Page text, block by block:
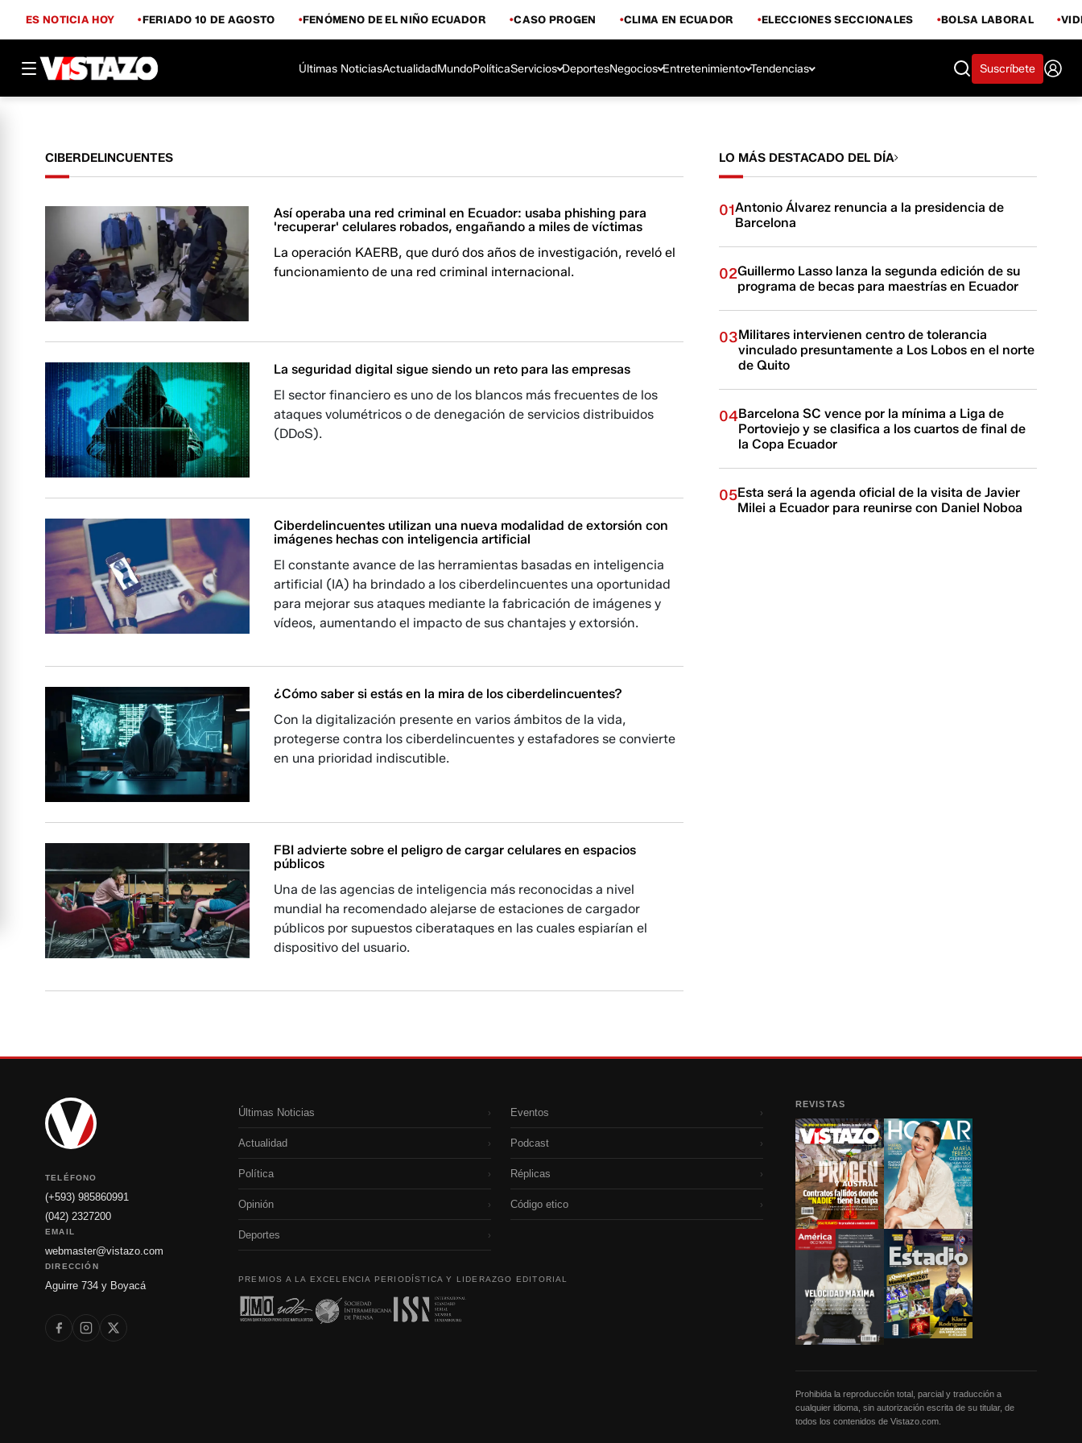
ES NOTICIA HOY FERIADO 10 DE AGOSTO FENÓMENO DE EL NIÑO ECUADOR CASO PROGEN CLIMA EN ECUADOR ELECCIONES SECCIONALES BOLSA LABORAL
Últimas NoticiasActualidadMundoPolíticaServicios DeportesNegocios Entretenimiento Tendencias Suscríbete
CIBERDELINCUENTES
Así operaba una red criminal en Ecuador: usaba phishing para
'recuperar' celulares robados, engañando a miles de víctimas
La operación KAERB, que duró dos años de investigación, reveló el
funcionamiento de una red criminal internacional.
La seguridad digital sigue siendo un reto para las empresas
El sector financiero es uno de los blancos más frecuentes de los
ataques volumétricos o de denegación de servicios distribuidos
(DDoS).
Ciberdelincuentes utilizan una nueva modalidad de extorsión con
imágenes hechas con inteligencia artificial
El constante avance de las herramientas basadas en inteligencia
artificial (IA) ha brindado a los ciberdelincuentes una oportunidad
para mejorar sus ataques mediante la fabricación de imágenes y
vídeos, aumentando el impacto de sus chantajes y extorsión.
¿Cómo saber si estás en la mira de los ciberdelincuentes?
Con la digitalización presente en varios ámbitos de la vida,
protegerse contra los ciberdelincuentes y estafadores se convierte
en una prioridad indiscutible.
FBI advierte sobre el peligro de cargar celulares en espacios
públicos
Una de las agencias de inteligencia más reconocidas a nivel
mundial ha recomendado alejarse de estaciones de cargador
públicos por supuestos ciberataques en las cuales espiarían el
dispositivo del usuario.
LO MÁS DESTACADO DEL DÍA
01Antonio Álvarez renuncia a la presidencia de
Barcelona
02Guillermo Lasso lanza la segunda edición de su
programa de becas para maestrías en Ecuador
03Militares intervienen centro de tolerancia
vinculado presuntamente a Los Lobos en el norte
de Quito
04Barcelona SC vence por la mínima a Liga de
Portoviejo y se clasifica a los cuartos de final de
la Copa Ecuador
05Esta será la agenda oficial de la visita de Javier
Milei a Ecuador para reunirse con Daniel Noboa
TELÉFONO
(+593) 985860991
(042) 2327200
EMAIL
webmaster@vistazo.com
DIRECCIÓN
Aguirre 734 y Boyacá
Últimas Noticias ›
Actualidad ›
Política ›
Opinión ›
Deportes ›
Eventos ›
Podcast ›
Réplicas ›
Código etico ›
PREMIOS A LA EXCELENCIA PERIODÍSTICA Y LIDERAZGO EDITORIAL
REVISTAS
Prohibida la reproducción total, parcial y traducción a
cualquier idioma, sin autorización escrita de su titular, de
todos los contenidos de Vistazo.com.